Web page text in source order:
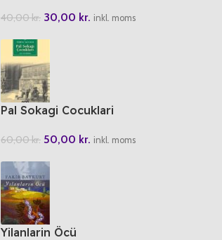
40,00kr. 30,00 kr. inkl. moms
Pal Sokagi Cocuklari
60,00kr. 50,00 kr. inkl. moms
Yilanlarin Öcü